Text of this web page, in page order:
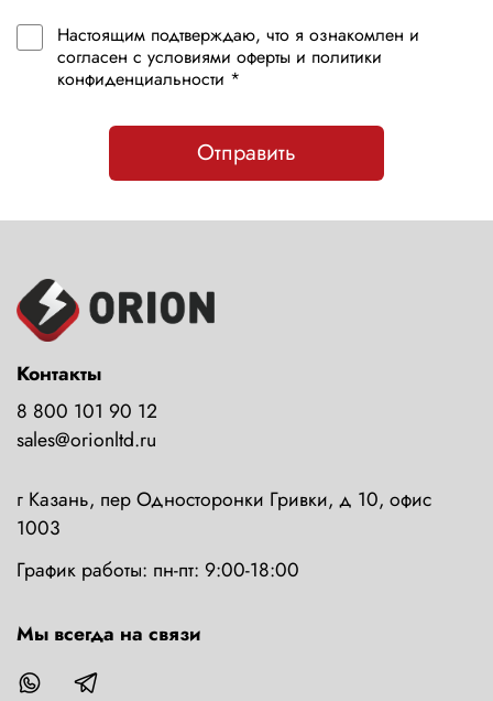
Настоящим подтверждаю, что я ознакомлен и
согласен с условиями оферты и политики
конфиденциальности *
Отправить
Контакты
8 800 101 90 12
sales@orionltd.ru
г Казань, пер Односторонки Гривки, д 10, офис
1003
График работы: пн-пт: 9:00-18:00
Мы всегда на связи